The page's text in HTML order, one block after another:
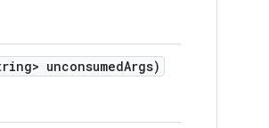
unconsumedArgs)